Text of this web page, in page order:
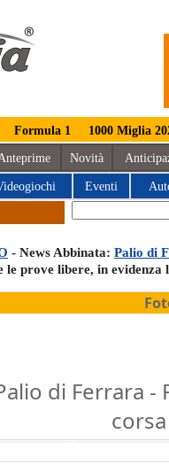
Formula 1 1000 Miglia
Novità
Eventi
- News Abbinata: Palio di
le prove libere, in evidenza
di Ferrara -